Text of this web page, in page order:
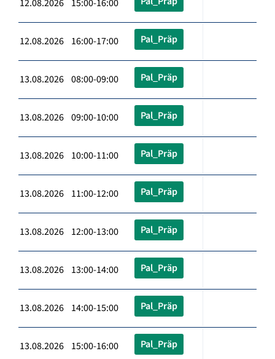
12.08.2026 15:00-16:00
12.08.2026 16:00-17:00 Pal_Präp
13.08.2026 08:00-09:00 Pal_Präp
13.08.2026 09:00-10:00 Pal_Präp
13.08.2026 10:00-11:00 Pal_Präp
13.08.2026 11:00-12:00 Pal_Präp
13.08.2026 12:00-13:00 Pal_Präp
13.08.2026 13:00-14:00 Pal_Präp
13.08.2026 14:00-15:00 Pal_Präp
13.08.2026 15:00-16:00 Pal_Präp